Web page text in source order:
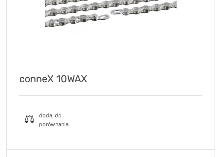
conneX 10WAX